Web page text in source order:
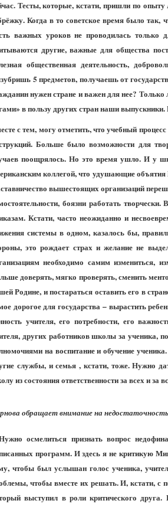
Тесты, которые, кстати, пришли по
Когда в то советское время было
важных уроков не проводилась только
другие, важные для общества
общественная деятельность,
5 предметов, получаешь от
нужен стране и важен для нее?
в пользу других стран наши
с тем, могу отметить, что учебный
Больше было возможности для
поощрялось. Но это время ушло. И у
коллегой, что удушающие
вышестоящих организаций
боязни работать
Кстати, часто неожиданно и
системы в одном, казалось бы,
это рождает страх и желание не
необходимо самим
доверять, мягко проверять, сменить
Родине, и постараться оставить его в
дорогое для государства – вырастить
учителя, его потребности, его
других работников школы за ученика,
на воспитание и обучение
службы, и семья , кстати, тоже. Нужно
из состояния ответственности за всех и
обращает внимание на
осмелиться признать вопрос
программ. И здесь я не критикую
чтобы был услышан голос ученика,
чтобы вместе их решать. И, кстати, с
выступил в роли критического